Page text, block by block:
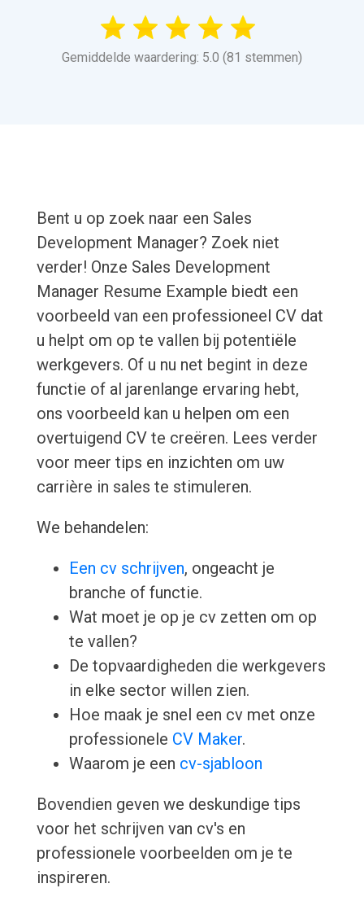
Gemiddelde waardering: 5.0 (81 stemmen)
Bent u op zoek naar een Sales
Development Manager? Zoek niet
verder! Onze Sales Development
Manager Resume Example biedt een
voorbeeld van een professioneel CV dat
u helpt om op te vallen bij potentiële
werkgevers. Of u nu net begint in deze
functie of al jarenlange ervaring hebt,
ons voorbeeld kan u helpen om een
overtuigend CV te creëren. Lees verder
voor meer tips en inzichten om uw
carrière in sales te stimuleren.
We behandelen:
Een cv schrijven, ongeacht je
branche of functie.
Wat moet je op je cv zetten om op
te vallen?
De topvaardigheden die werkgevers
in elke sector willen zien.
Hoe maak je snel een cv met onze
professionele CV Maker.
Waarom je een cv-sjabloon
Bovendien geven we deskundige tips
voor het schrijven van cv's en
professionele voorbeelden om je te
inspireren.